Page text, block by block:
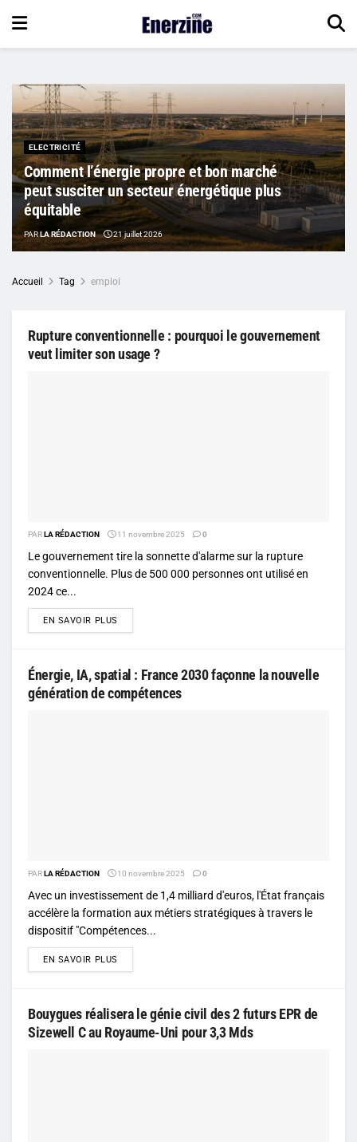
ELECTRICITÉ
Comment l’énergie propre et bon marché
peut susciter un secteur énergétique plus
équitable
PARLA RÉDACTION 21 juillet 2026
Accueil Tag emploi
Rupture conventionnelle : pourquoi le gouvernement
veut limiter son usage ?
PARLA RÉDACTION 11 novembre 2025 0
Le gouvernement tire la sonnette d'alarme sur la rupture
conventionnelle. Plus de 500 000 personnes ont utilisé en
2024 ce...
EN SAVOIR PLUS
Énergie, IA, spatial : France 2030 façonne la nouvelle
génération de compétences
PARLA RÉDACTION 10 novembre 2025 0
Avec un investissement de 1,4 milliard d'euros, l'État français
accélère la formation aux métiers stratégiques à travers le
dispositif "Compétences...
EN SAVOIR PLUS
Bouygues réalisera le génie civil des 2 futurs EPR de
Sizewell C au Royaume-Uni pour 3,3 Mds